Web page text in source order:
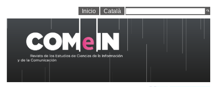
Inicio Català